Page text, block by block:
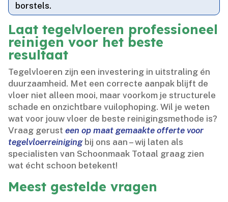
borstels.​
Laat tegelvloeren professioneel
reinigen voor het beste
resultaat
Tegelvloeren zijn een investering in uitstraling én
duurzaamheid.​ Met een correcte aanpak blijft de
vloer niet alleen mooi, maar voorkom je structurele
schade en onzichtbare vuilophoping.​ Wil je weten
wat voor jouw vloer de beste reinigingsmethode is?
Vraag gerusteen op maat gemaakte offerte voor
tegelvloerreinigingbij ons aan – wij laten als
specialisten van Schoonmaak Totaal graag zien
wat écht schoon betekent!
Meest gestelde vragen